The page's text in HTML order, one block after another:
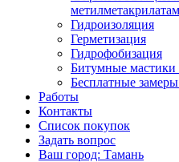
Гидроизоляция
Герметизация
Гидрофобизация
Битумные
Бесплатные
Работы
Контакты
Список покупок
Задать вопрос
Ваш город: Тамань